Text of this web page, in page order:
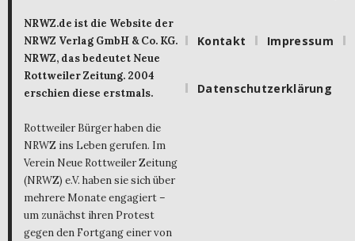
NRWZ.de ist die Website der
NRWZ Verlag GmbH & Co. KG.
NRWZ, das bedeutet Neue
Rottweiler Zeitung. 2004
erschien diese erstmals.
Rottweiler Bürger haben die
NRWZ ins Leben gerufen. Im
Verein Neue Rottweiler Zeitung
(NRWZ) e.V. haben sie sich über
mehrere Monate engagiert –
um zunächst ihren Protest
gegen den Fortgang einer von
Kontakt Impressum
Datenschutzerklärung